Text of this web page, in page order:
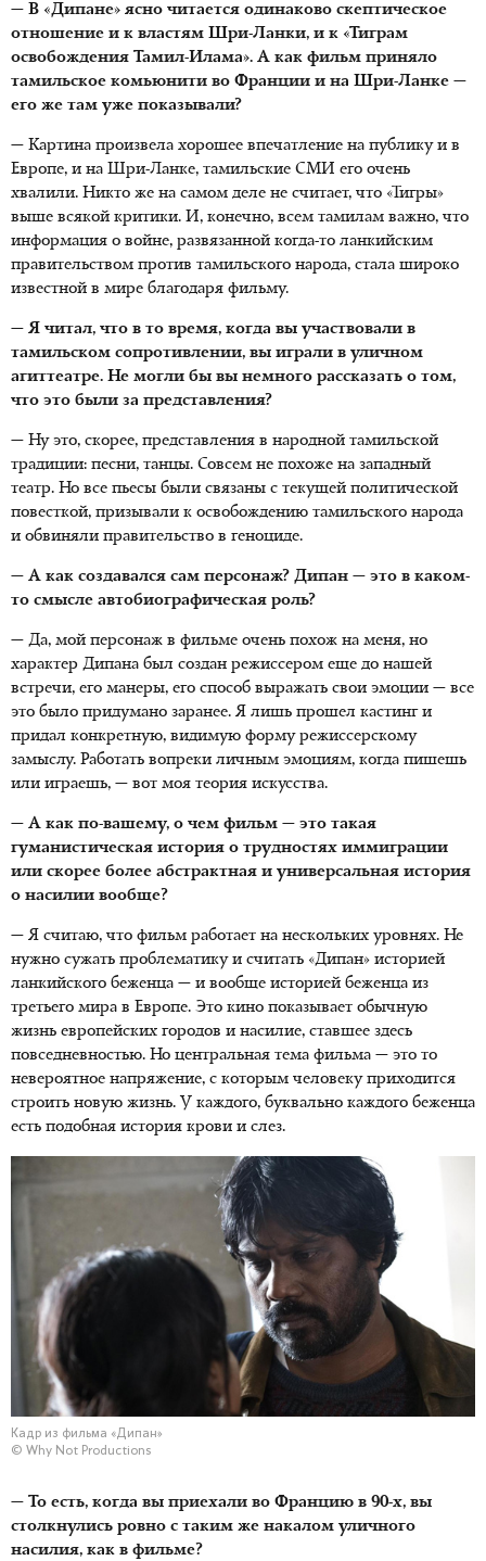
— В «Дипане» ясно читается одинаково скептическое
отношение и к властям Шри-Ланки, и к «Тиграм
освобождения Тамил-Илама». А как фильм приняло
тамильское комьюнити во Франции и на Шри-Ланке —
его же там уже показывали?
— Картина произвела хорошее впечатление на публику и в
Европе, и на Шри-Ланке, тамильские СМИ его очень
хвалили. Никто же на самом деле не считает, что «Тигры»
выше всякой критики. И, конечно, всем тамилам важно, что
информация о войне, развязанной когда-то ланкийским
правительством против тамильского народа, стала широко
известной в мире благодаря фильму.
— Я читал, что в то время, когда вы участвовали в
тамильском сопротивлении, вы играли в уличном
агиттеатре. Не могли бы вы немного рассказать о том,
что это были за представления?
— Ну это, скорее, представления в народной тамильской
традиции: песни, танцы. Совсем не похоже на западный
театр. Но все пьесы были связаны с текущей политической
повесткой, призывали к освобождению тамильского народа
и обвиняли правительство в геноциде.
— А как создавался сам персонаж? Дипан — это в каком-
то смысле автобиографическая роль?
— Да, мой персонаж в фильме очень похож на меня, но
характер Дипана был создан режиссером еще до нашей
встречи, его манеры, его способ выражать свои эмоции — все
это было придумано заранее. Я лишь прошел кастинг и
придал конкретную, видимую форму режиссерскому
замыслу. Работать вопреки личным эмоциям, когда пишешь
или играешь, — вот моя теория искусства.
— А как по-вашему, о чем фильм — это такая
гуманистическая история о трудностях иммиграции
или скорее более абстрактная и универсальная история
о насилии вообще?
— Я считаю, что фильм работает на нескольких уровнях. Не
нужно сужать проблематику и считать «Дипан» историей
ланкийского беженца — и вообще историей беженца из
третьего мира в Европе. Это кино показывает обычную
жизнь европейских городов и насилие, ставшее здесь
повседневностью. Но центральная тема фильма — это то
невероятное напряжение, с которым человеку приходится
строить новую жизнь. У каждого, буквально каждого беженца
есть подобная история крови и слез.
Кадр из фильма «Дипан»
© Why Not Productions
— То есть, когда вы приехали во Францию в 90-х, вы
столкнулись ровно с таким же накалом уличного
насилия, как в фильме?